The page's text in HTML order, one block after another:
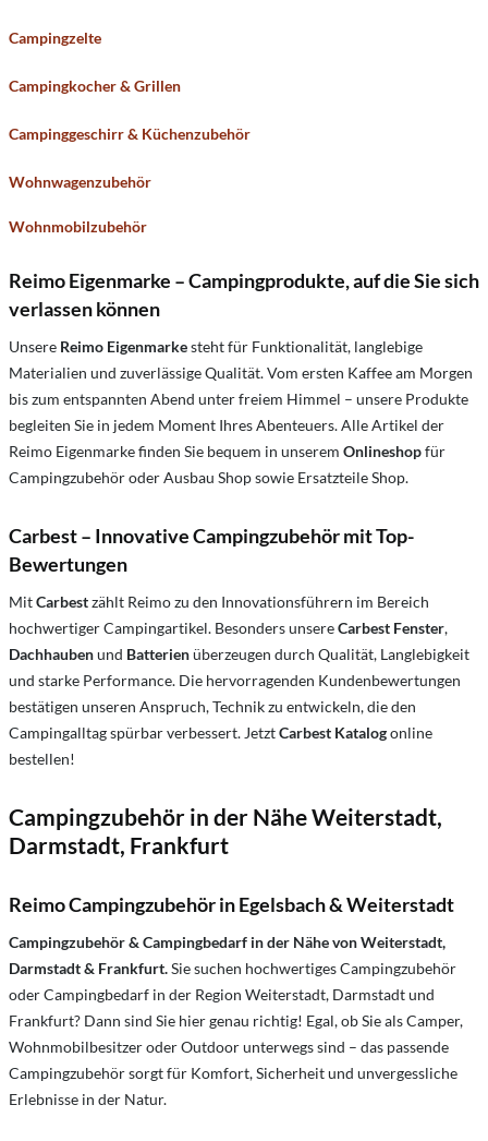
Campingzelte
Campingkocher & Grillen
Campinggeschirr & Küchenzubehör
Wohnwagenzubehör
Wohnmobilzubehör
Reimo Eigenmarke – Campingprodukte, auf die Sie sich
verlassen können
Unsere Reimo Eigenmarkesteht für Funktionalität, langlebige
Materialien und zuverlässige Qualität. Vom ersten Kaffee am Morgen
bis zum entspannten Abend unter freiem Himmel – unsere Produkte
begleiten Sie in jedem Moment Ihres Abenteuers. Alle Artikel der
Reimo Eigenmarke finden Sie bequem in unserem Onlineshopfür
Campingzubehör oder Ausbau Shop sowie Ersatzteile Shop.
Carbest – Innovative Campingzubehör mit Top-
Bewertungen
MitCarbestzählt Reimo zu den Innovationsführern im Bereich
hochwertiger Campingartikel. Besonders unsereCarbest Fenster,
Dachhaubenund Batterienüberzeugen durch Qualität, Langlebigkeit
und starke Performance. Die hervorragenden Kundenbewertungen
bestätigen unseren Anspruch, Technik zu entwickeln, die den
Campingalltag spürbar verbessert. JetztCarbest Katalogonline
bestellen!
Campingzubehör in der Nähe Weiterstadt,
Darmstadt, Frankfurt
Reimo Campingzubehör in Egelsbach & Weiterstadt
Campingzubehör & Campingbedarf in der Nähe von Weiterstadt,
Darmstadt & Frankfurt.Sie suchen hochwertiges Campingzubehör
oder Campingbedarf in der Region Weiterstadt, Darmstadt und
Frankfurt? Dann sind Sie hier genau richtig! Egal, ob Sie als Camper,
Wohnmobilbesitzer oder Outdoor unterwegs sind – das passende
Campingzubehör sorgt für Komfort, Sicherheit und unvergessliche
Erlebnisse in der Natur.